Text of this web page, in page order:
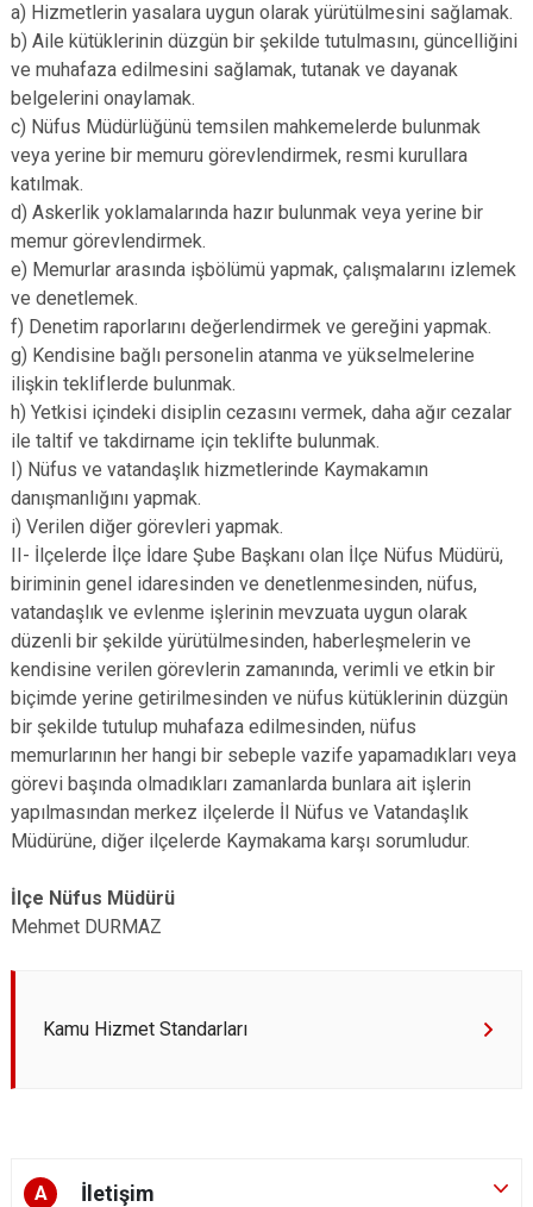
a) Hizmetlerin yasalara uygun olarak yürütülmesini sağlamak.
b) Aile kütüklerinin düzgün bir şekilde tutulmasını, güncelliğini
ve muhafaza edilmesini sağlamak, tutanak ve dayanak
belgelerini onaylamak.
c) Nüfus Müdürlüğünü temsilen mahkemelerde bulunmak
veya yerine bir memuru görevlendirmek, resmi kurullara
katılmak.
d) Askerlik yoklamalarında hazır bulunmak veya yerine bir
memur görevlendirmek.
e) Memurlar arasında işbölümü yapmak, çalışmalarını izlemek
ve denetlemek.
f) Denetim raporlarını değerlendirmek ve gereğini yapmak.
g) Kendisine bağlı personelin atanma ve yükselmelerine
ilişkin tekliflerde bulunmak.
h) Yetkisi içindeki disiplin cezasını vermek, daha ağır cezalar
ile taltif ve takdirname için teklifte bulunmak.
I) Nüfus ve vatandaşlık hizmetlerinde Kaymakamın
danışmanlığını yapmak.
i) Verilen diğer görevleri yapmak.
II- İlçelerde İlçe İdare Şube Başkanı olan İlçe Nüfus Müdürü,
biriminin genel idaresinden ve denetlenmesinden, nüfus,
vatandaşlık ve evlenme işlerinin mevzuata uygun olarak
düzenli bir şekilde yürütülmesinden, haberleşmelerin ve
kendisine verilen görevlerin zamanında, verimli ve etkin bir
biçimde yerine getirilmesinden ve nüfus kütüklerinin düzgün
bir şekilde tutulup muhafaza edilmesinden, nüfus
memurlarının her hangi bir sebeple vazife yapamadıkları veya
görevi başında olmadıkları zamanlarda bunlara ait işlerin
yapılmasından merkez ilçelerde İl Nüfus ve Vatandaşlık
Müdürüne, diğer ilçelerde Kaymakama karşı sorumludur.
İlçe Nüfus Müdürü
Mehmet DURMAZ
Kamu Hizmet Standarları
A İletişim